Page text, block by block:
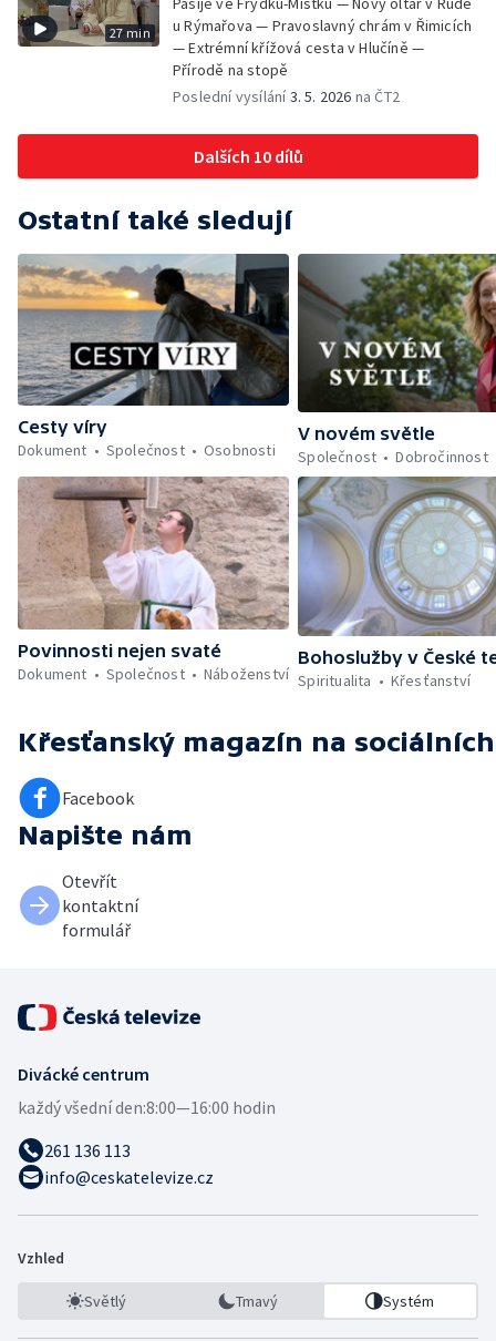
27 min
u Rýmařova — Pravoslavný chrám v Řimicích
— Extrémní křížová cesta v Hlučíně —
Přírodě na stopě
Poslední vysílání3. 5. 2026 na ČT2
Dalších 10 dílů
Ostatní také sledují
Cesty víry
Dokument
Společnost Osobnosti
V novém světle
Společnost
Dobročinnost
Povinnosti nejen svaté
Dokument
Společnost Náboženství
Bohoslužby v České
Spiritualita
Křesťanství
Křesťanský magazín na
Facebook
Napište nám
Otevřít
kontaktní
formulář
Divácké centrum
každý všední den:8:00—16:00 hodin
261 136 113
info@ceskatelevize.cz
Vzhled
Světlý Tmavý Systém